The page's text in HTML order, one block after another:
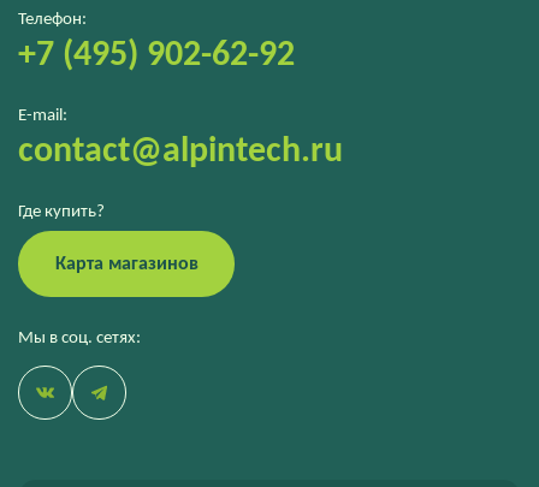
Телефон:
+7 (495) 902-62-92
E-mail:
contact@alpintech.ru
Мы в соц. сетях:
Где купить?
Карта магазинов